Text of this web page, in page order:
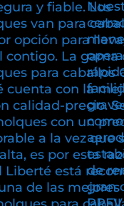
y fiable. Los
van para
opción para
contigo. La gama
para caballos
cuenta con la
calidad-precio.
con un
a la vez que
es por esta
Liberté está
de las mejores
de
gran